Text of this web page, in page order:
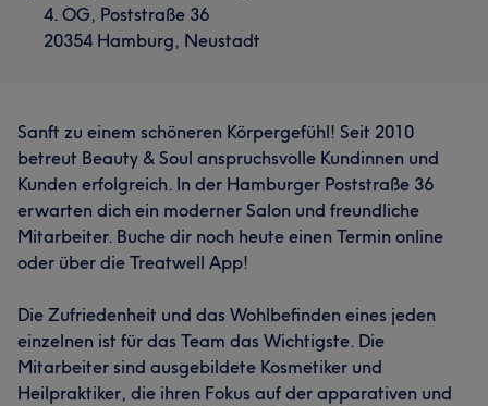
4. OG, Poststraße 36
20354 Hamburg, Neustadt
Sanft zu einem schöneren Körpergefühl! Seit 2010
betreut Beauty & Soul anspruchsvolle Kundinnen und
Kunden erfolgreich. In der Hamburger Poststraße 36
erwarten dich ein moderner Salon und freundliche
Mitarbeiter. Buche dir noch heute einen Termin online
oder über die Treatwell App!
Die Zufriedenheit und das Wohlbefinden eines jeden
einzelnen ist für das Team das Wichtigste. Die
Mitarbeiter sind ausgebildete Kosmetiker und
Heilpraktiker, die ihren Fokus auf der apparativen und